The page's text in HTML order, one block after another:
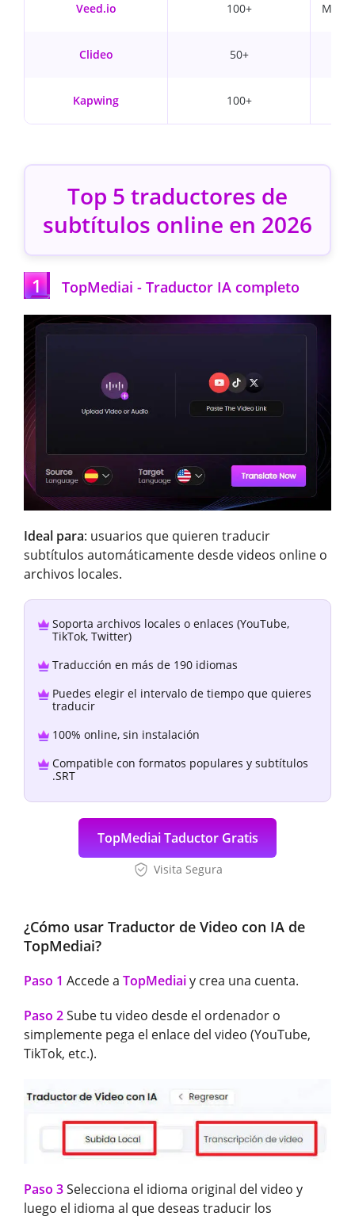
Veed.io 100+ MP4,
Clideo 50+
Kapwing 100+
Top 5 traductores de
subtítulos online en 2026
1 TopMediai - Traductor IA completo
Ideal para: usuarios que quieren traducir
subtítulos automáticamente desde videos online o
archivos locales.
Soporta archivos locales o enlaces (YouTube,
TikTok, Twitter)
Traducción en más de 190 idiomas
Puedes elegir el intervalo de tiempo que quieres
traducir
100% online, sin instalación
Compatible con formatos populares y subtítulos
.SRT
TopMediai Taductor Gratis
Visita Segura
¿Cómo usar Traductor de Video con IA de
TopMediai?
Paso 1 Accede a TopMediaiy crea una cuenta.
Paso 2Sube tu video desde el ordenador o
simplemente pega el enlace del video (YouTube,
TikTok, etc.).
Paso 3Selecciona el idioma original del video y
luego el idioma al que deseas traducir los